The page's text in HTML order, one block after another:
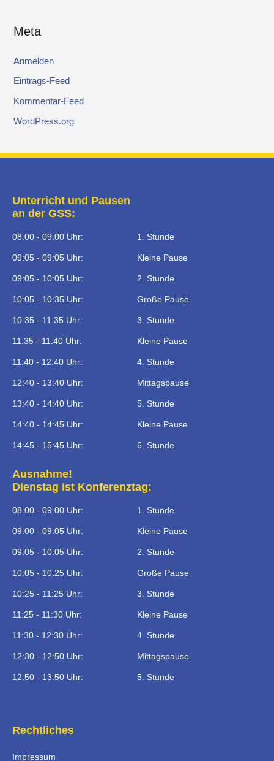
Meta
Anmelden
Eintrags-Feed
Kommentar-Feed
WordPress.org
Unterricht und Pausen
an der GSS:
08.00 - 09.00 Uhr: 1. Stunde
09:05 - 09:05 Uhr: Kleine Pause
09:05 - 10:05 Uhr: 2. Stunde
10:05 - 10:35 Uhr: Große Pause
10:35 - 11:35 Uhr: 3. Stunde
11:35 - 11:40 Uhr: Kleine Pause
11:40 - 12:40 Uhr: 4. Stunde
12:40 - 13:40 Uhr: Mittagspause
13:40 - 14:40 Uhr: 5. Stunde
14:40 - 14:45 Uhr: Kleine Pause
14:45 - 15:45 Uhr: 6. Stunde
Ausnahme!
Dienstag ist Konferenztag:
08.00 - 09.00 Uhr: 1. Stunde
09:00 - 09:05 Uhr: Kleine Pause
09:05 - 10:05 Uhr: 2. Stunde
10:05 - 10:25 Uhr: Große Pause
10:25 - 11:25 Uhr: 3. Stunde
11:25 - 11:30 Uhr: Kleine Pause
11:30 - 12:30 Uhr: 4. Stunde
12:30 - 12:50 Uhr: Mittagspause
12:50 - 13:50 Uhr: 5. Stunde
Rechtliches
Impressum